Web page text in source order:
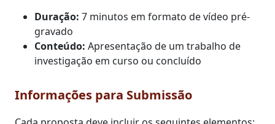
Duração: 7 minutos em formato de vídeo pré-
gravado
Conteúdo: Apresentação de um trabalho de
investigação em curso ou concluído
Informações para Submissão